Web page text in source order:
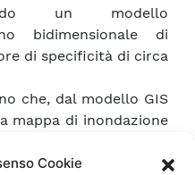
Cookie
un modello
bidimensionale di
di specificità di circa
che, dal modello GIS
mappa di inondazione
superiore al